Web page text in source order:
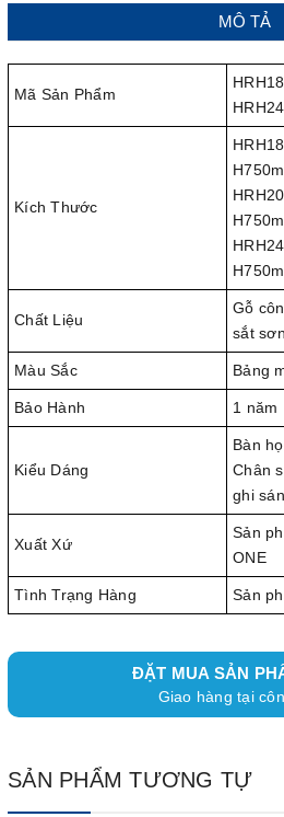
MÔ TẢ
Mã Sản Phẩm
Kích Thước
Chất Liệu
Gỗ
sắt
Màu Sắc Bảng
Bảo Hành 1 năm
Kiểu Dáng
Bàn
Chân
ghi
Xuất Xứ
Sản
ONE
Tình Trạng Hàng Sản
ĐẶT MUA SẢN
Giao hàng tại
SẢN PHẨM TƯƠNG TỰ